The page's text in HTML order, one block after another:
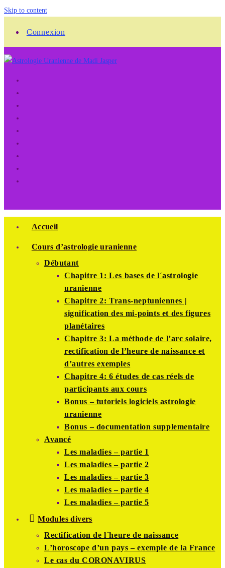
Skip to content
Connexion
Accueil
Cours d’astrologie uranienne
Débutant
Chapitre 1: Les bases de l´astrologie
uranienne
Chapitre 2: Trans-neptuniennes |
signification des mi-points et des figures
planétaires
Chapitre 3: La méthode de l’arc solaire,
rectification de l’heure de naissance et
d’autres exemples
Chapitre 4: 6 études de cas réels de
participants aux cours
Bonus – tutoriels logiciels astrologie
uranienne
Bonus – documentation supplementaire
Avancé
Les maladies – partie 1
Les maladies – partie 2
Les maladies – partie 3
Les maladies – partie 4
Les maladies – partie 5
Modules divers
Rectification de l´heure de naissance
L’horoscope d’un pays – exemple de la France
Le cas du CORONAVIRUS